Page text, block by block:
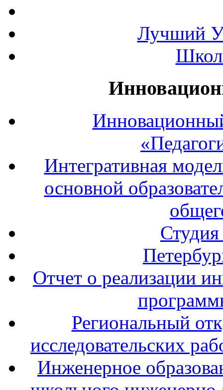
Лучший
Интегративная
основной
Отчет о реализации
Региональный
исследовательских
Инженерное